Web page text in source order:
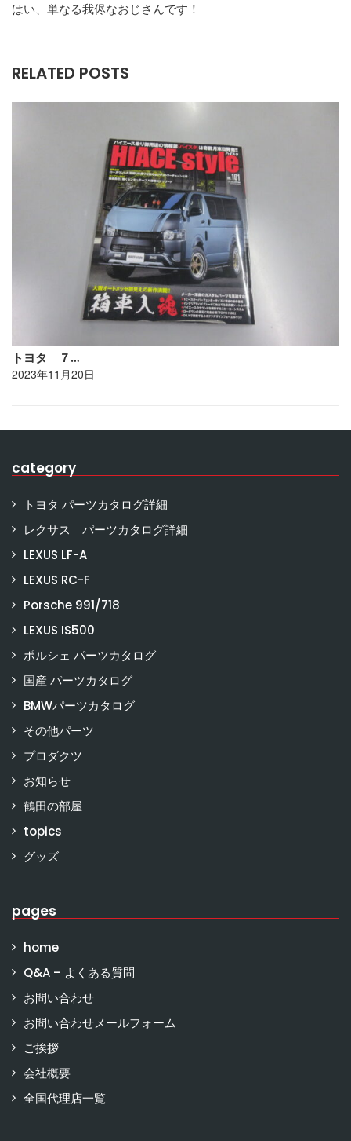
はい、単なる我侭なおじさんです！
RELATED POSTS
トヨタ ７…
2023年11月20日
category
トヨタ パーツカタログ詳細
レクサス パーツカタログ詳細
LEXUS LF-A
LEXUS RC-F
Porsche 991/718
LEXUS IS500
ポルシェ パーツカタログ
国産 パーツカタログ
BMWパーツカタログ
その他パーツ
プロダクツ
お知らせ
鶴田の部屋
topics
グッズ
pages
home
Q&A – よくある質問
お問い合わせ
お問い合わせメールフォーム
ご挨拶
会社概要
全国代理店一覧